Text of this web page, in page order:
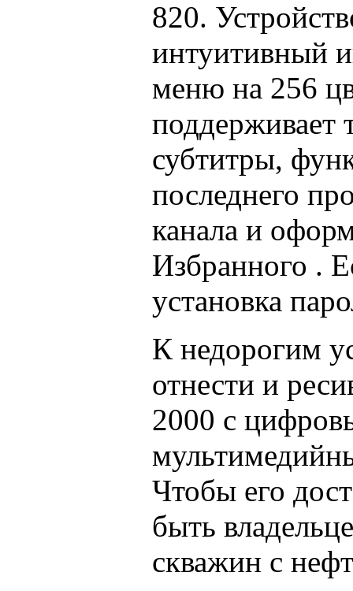
820.
интуитивный
меню на 256
поддерживает
субтитры,
последнего
канала и
Избранного .
установка
К недорогим
отнести и
2000 с
Чтобы его
быть
скважин с